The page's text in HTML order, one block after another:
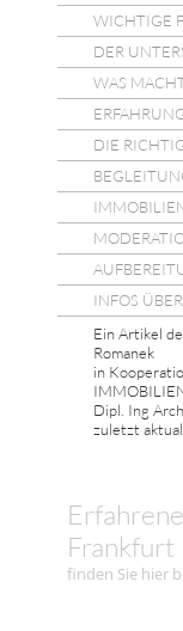
WICHTIGE
DER
WAS
DIE
INFOS
Ein Artikel
Romanek
in
Dipl. Ing
zuletzt
Frankfurt
finden Sie hier